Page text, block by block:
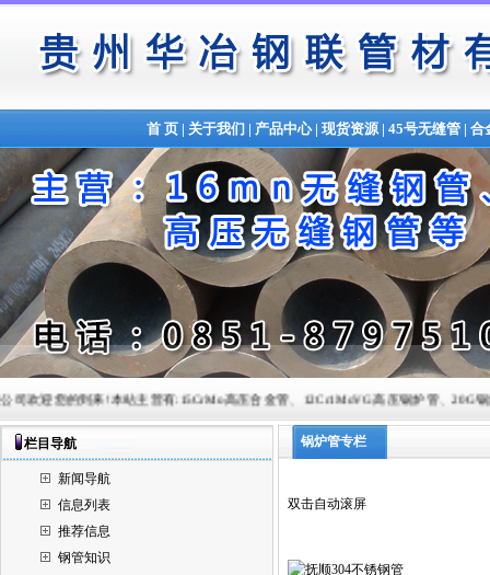
首 页| 关于我们 | 产品中心| 现货资源| 45号无缝管| 合
欢迎您的到来!本站主营有:15CrMo高压合金管、12Cr1MoVG高压锅炉管、20G锅
栏目导航
新闻导航
信息列表
推荐信息
钢管知识
锅炉管专栏
双击自动滚屏